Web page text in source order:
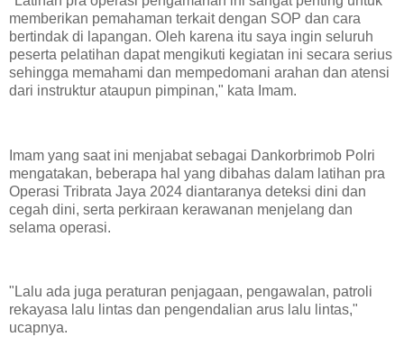
memberikan pemahaman terkait dengan SOP dan cara
bertindak di lapangan. Oleh karena itu saya ingin seluruh
peserta pelatihan dapat mengikuti kegiatan ini secara serius
sehingga memahami dan mempedomani arahan dan atensi
dari instruktur ataupun pimpinan," kata Imam.
Imam yang saat ini menjabat sebagai Dankorbrimob Polri
mengatakan, beberapa hal yang dibahas dalam latihan pra
Operasi Tribrata Jaya 2024 diantaranya deteksi dini dan
cegah dini, serta perkiraan kerawanan menjelang dan
selama operasi.
"Lalu ada juga peraturan penjagaan, pengawalan, patroli
rekayasa lalu lintas dan pengendalian arus lalu lintas,"
ucapnya.